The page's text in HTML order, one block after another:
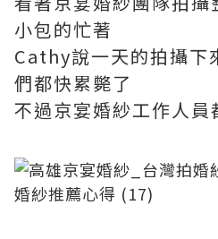
小包的忙著
Cathy說一天的拍攝
們都快累斃了
不過京宴婚紗工作人員